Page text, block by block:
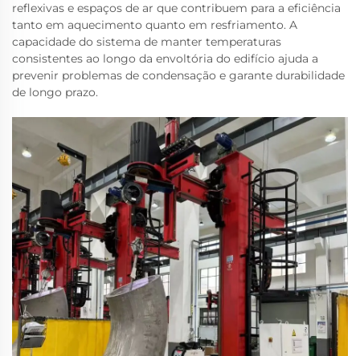
reflexivas e espaços de ar que contribuem para a eficiência
tanto em aquecimento quanto em resfriamento. A
capacidade do sistema de manter temperaturas
consistentes ao longo da envoltória do edifício ajuda a
prevenir problemas de condensação e garante durabilidade
de longo prazo.